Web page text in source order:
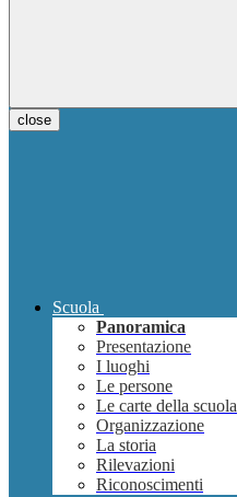
close
Scuola
Panoramica
Presentazione
I luoghi
Le persone
Le carte della scuola
Organizzazione
La storia
Rilevazioni
Riconoscimenti